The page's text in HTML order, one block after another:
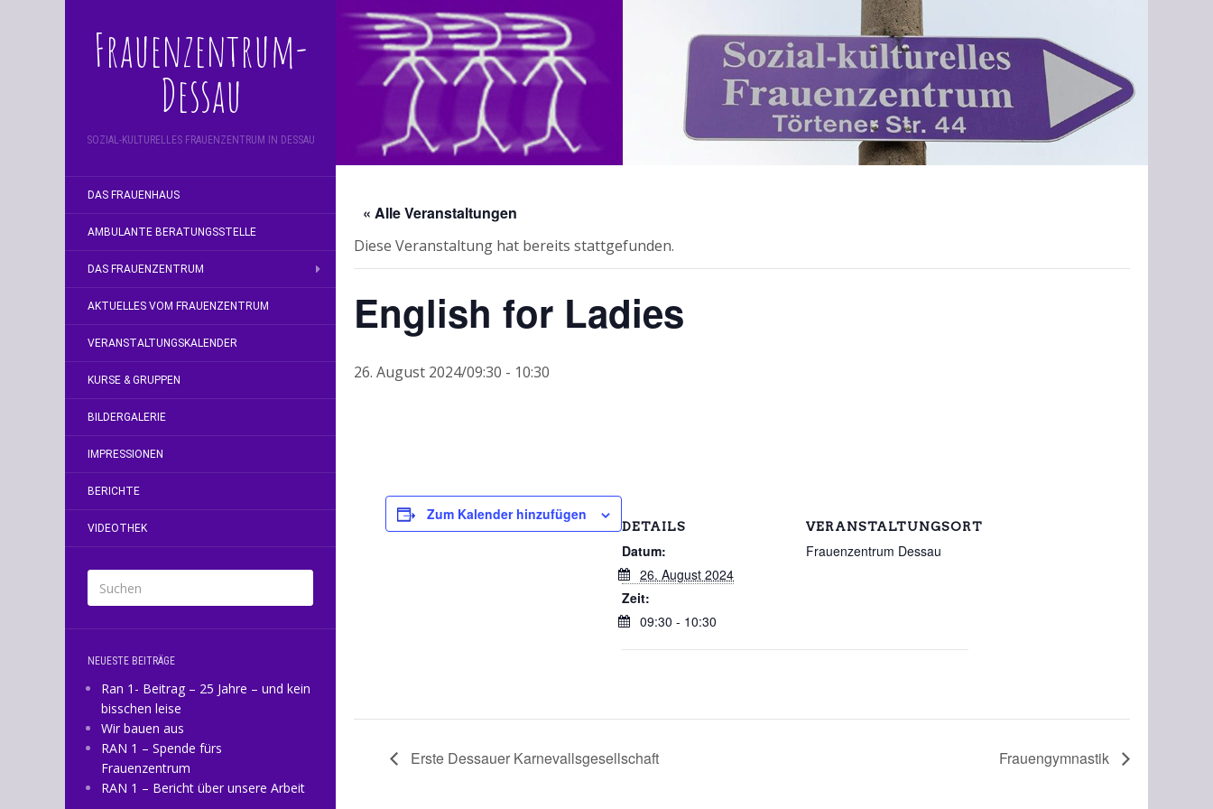
Frauenzentrum-
Dessau
SOZIAL-KULTURELLES FRAUENZENTRUM IN DESSAU
DAS FRAUENHAUS
AMBULANTE BERATUNGSSTELLE
DAS FRAUENZENTRUM
AKTUELLES VOM FRAUENZENTRUM
VERANSTALTUNGSKALENDER
KURSE & GRUPPEN
BILDERGALERIE
IMPRESSIONEN
BERICHTE
VIDEOTHEK
NEUESTE BEITRÄGE
Ran 1- Beitrag – 25 Jahre – und kein
bisschen leise
Wir bauen aus
RAN 1 – Spende fürs
Frauenzentrum
RAN 1 – Bericht über unsere Arbeit
« Alle Veranstaltungen
Diese Veranstaltung hat bereits stattgefunden.
English for Ladies
26. August 2024/09:30 - 10:30
Zum Kalender hinzufügen
DETAILS
Datum:
26. August 2024
Zeit:
09:30 - 10:30
VERANSTALTUNGSORT
Frauenzentrum Dessau
Erste Dessauer Karnevallsgesellschaft Frauengymnastik